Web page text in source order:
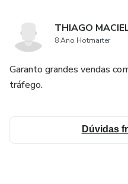
THIAGO
8 Ano Hotmarter
Garanto grandes vendas
tráfego.
Dúvidas